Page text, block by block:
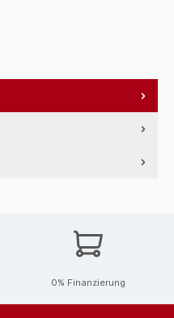
0% Finanzierung